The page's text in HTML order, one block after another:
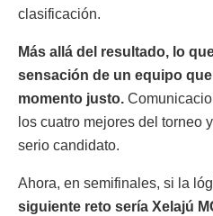
clasificación.
Más allá del resultado, lo
sensación de un equipo
momento justo.
los cuatro mejores del torneo
serio candidato.
Ahora, en semifinales, si la
siguiente reto sería Xelajú